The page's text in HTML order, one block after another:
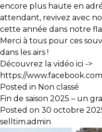
encore plus haute en
attendant, revivez avec
cette année dans notre
Merci à tous pour ces
dans les airs !
Découvrez la vidéo ici ->
https://
Posted in Non classé
Fin de saison 2025 – un
Posted on 30 octobre
selltim.admin